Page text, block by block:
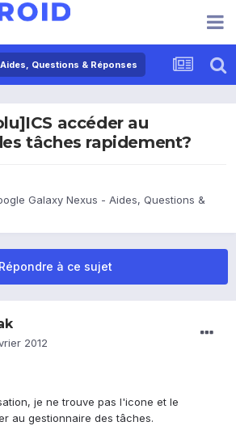
Questions & Réponses
accéder au
tâches rapidement?
Galaxy Nexus - Aides, Questions &
Répondre à ce sujet
2012
je ne trouve pas l'icone et le
au gestionnaire des tâches.